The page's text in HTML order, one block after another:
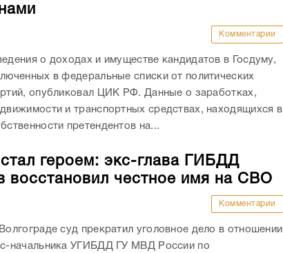
Комментарии
о доходах и имуществе кандидатов в Госдуму,
в федеральные списки от политических
опубликовал ЦИК РФ. Данные о заработках,
и транспортных средствах, находящихся в
претендентов на...
героем: экс-глава ГИБДД
восстановил честное имя на СВО
Комментарии
суд прекратил уголовное дело в отношении
начальника УГИБДД ГУ МВД России по